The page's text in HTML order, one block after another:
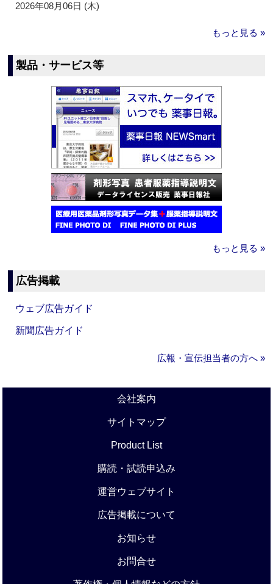
2026年08月06日 (木)
もっと見る »
製品・サービス等
もっと見る »
広告掲載
ウェブ広告ガイド
新聞広告ガイド
広報・宣伝担当者の方へ »
会社案内
サイトマップ
Product List
購読・試読申込み
運営ウェブサイト
広告掲載について
お知らせ
お問合せ